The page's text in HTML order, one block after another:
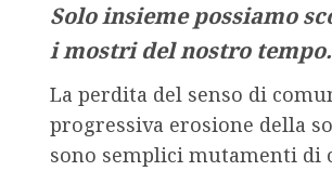
Solo insieme possiamo
i mostri del nostro tempo.
La perdita del senso di
progressiva erosione della
sono semplici mutamenti di